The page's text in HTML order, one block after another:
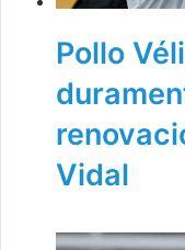
Pollo
Vidal